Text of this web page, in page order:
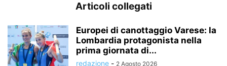
Articoli collegati
Europei di canottaggio Varese: la
Lombardia protagonista nella
prima giornata di...
redazione - 2 Agosto 2026